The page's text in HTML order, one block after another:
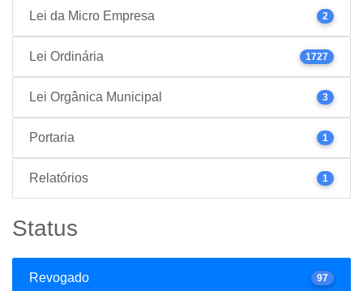
Lei da Micro Empresa 2
Lei Ordinária 1727
Lei Orgânica Municipal 3
Portaria 1
Relatórios 1
Status
Revogado 97